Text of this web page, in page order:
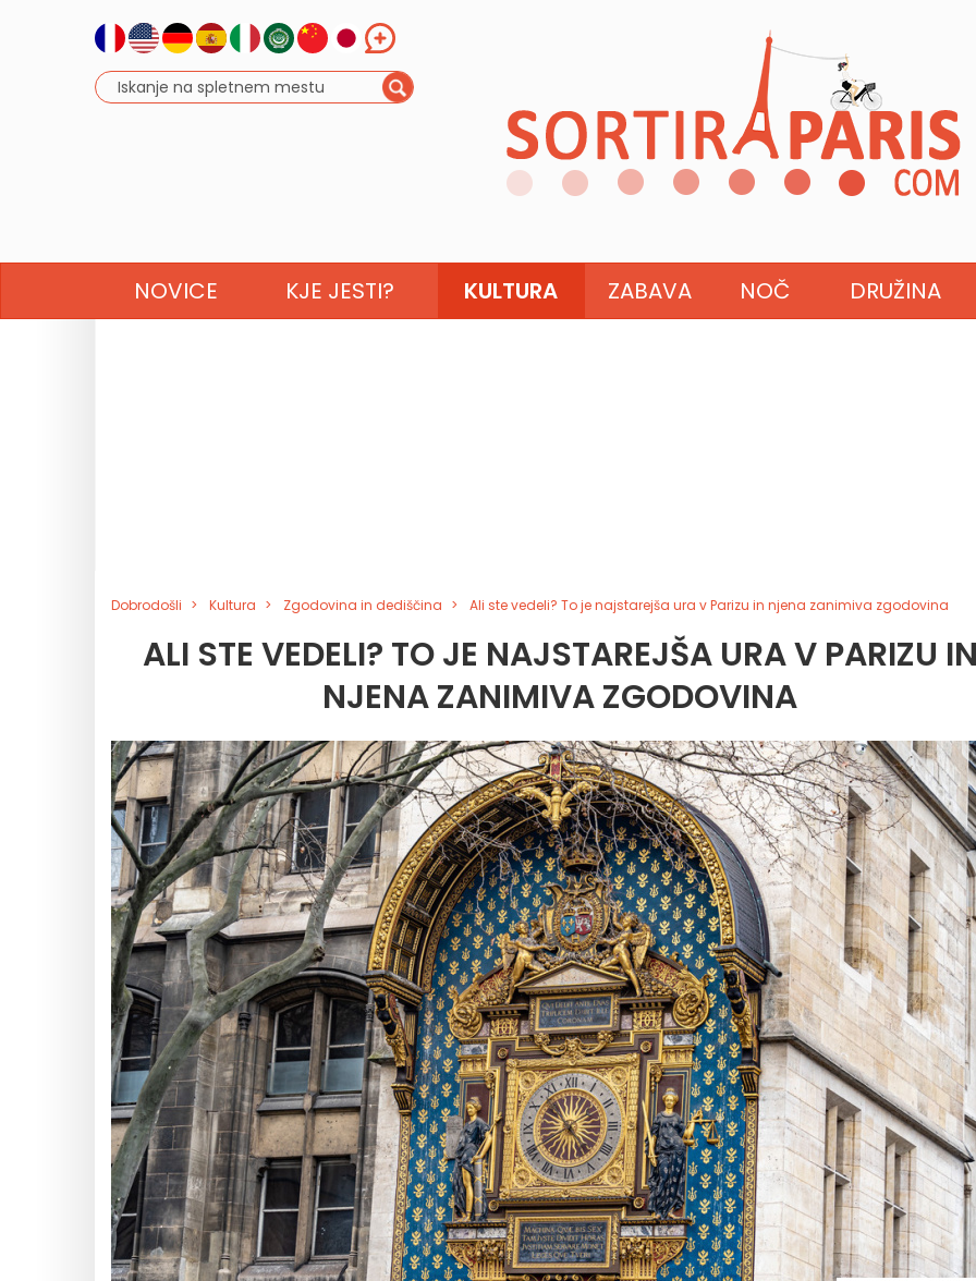
NOVICE KJE JESTI? KULTURA ZABAVA NOČ DRUŽINA
Dobrodošli Kultura Zgodovina in dediščina Ali ste vedeli? To je najstarejša ura v Parizu in njena zanimiva zgodovina
ALI STE VEDELI? TO JE NAJSTAREJŠA URA V PARIZU
NJENA ZANIMIVA ZGODOVINA